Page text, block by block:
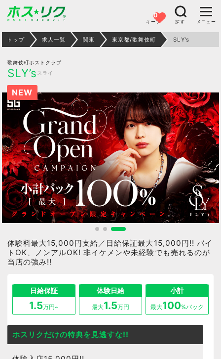
0
キープ 探す メニュー
トップ 求人一覧 関東 東京都/歌舞伎町 SLY’s
歌舞伎町ホストクラブ
SLY’s スライ
NEW
体験料最大15,000円支給／日給保証最大15,000円!! バイ
トOK、ノンアルOK! 非イケメンや未経験でも売れるのが
当店の強み!!
日給保証
1.5万円~
体験日給
最大1.5万円
小計
最大100%バック
ホスリクだけの特典を見逃すな!!